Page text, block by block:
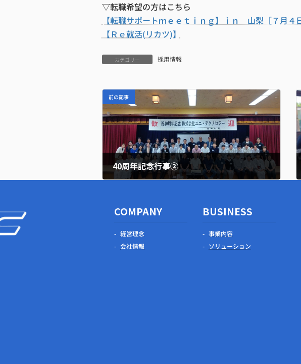
▽転職希望の方はこちら
【転職サポートｍｅｅｔｉｎｇ】ｉｎ 山梨［７月
【Ｒｅ就活(リカツ)】
カテゴリー 採用情報
前の記事
40周年記念行事②
COMPANY
経営理念
会社情報
BUSINESS
事業内容
ソリューション